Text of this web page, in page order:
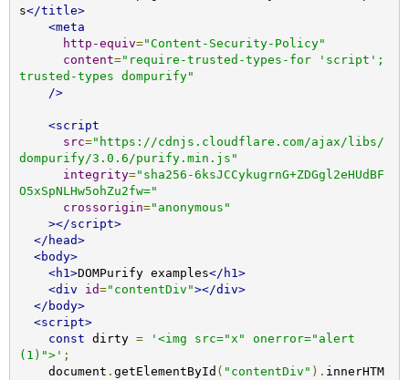
s</title>
<meta
http-equiv="Content-Security-Policy"
content="require-trusted-types-for 'script';
trusted-types dompurify"
/>
<script
src="https://cdnjs.cloudflare.com/ajax/libs/
dompurify/3.0.6/purify.min.js"
integrity="sha256-6ksJCCykugrnG+ZDGgl2eHUdBF
O5xSpNLHw5ohZu2fw="
crossorigin="anonymous"
></script>
</head>
<body>
<h1>DOMPurify examples</h1>
<div
id="contentDiv"></div>
</body>
<script>
const dirty =
'<img src="x" onerror="alert
(1)">' ;
    document
. getElementById ( "contentDiv" ). innerHTM